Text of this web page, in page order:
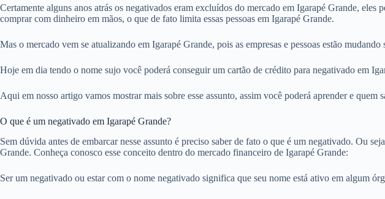
Certamente alguns anos atrás os negativados eram excluídos do mercado em Igarapé Grande,
comprar com dinheiro em mãos, o que de fato limita essas pessoas em Igarapé Grande.
Mas o mercado vem se atualizando em Igarapé Grande, pois as empresas e pessoas estão
Hoje em dia tendo o nome sujo você poderá conseguir um cartão de crédito para negativado em
Aqui em nosso artigo vamos mostrar mais sobre esse assunto, assim você poderá aprender e
O que é um negativado em Igarapé Grande?
Sem dúvida antes de embarcar nesse assunto é preciso saber de fato o que é um negativado. Ou
Grande. Conheça conosco esse conceito dentro do mercado financeiro de Igarapé Grande:
Ser um negativado ou estar com o nome negativado significa que seu nome está ativo em algum